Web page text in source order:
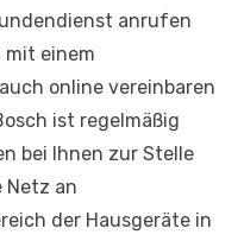
anrufen
mit einem
online vereinbaren
ist regelmäßig
bei Ihnen zur Stelle
Netz an
der Hausgeräte in